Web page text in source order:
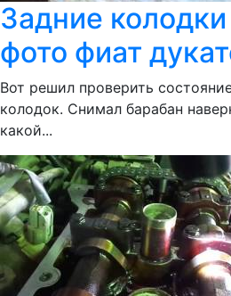
Задние
фото фиат
Вот решил проверить
колодок. Снимал барабан
какой...